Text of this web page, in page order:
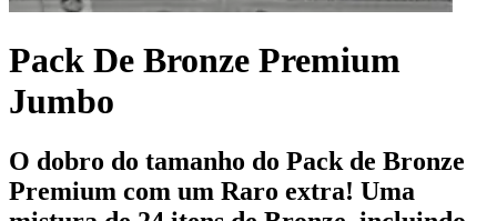
Pack De Bronze Premium
Jumbo
O dobro do tamanho do Pack de Bronze
Premium com um Raro extra! Uma